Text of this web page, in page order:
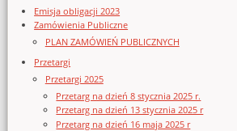
Emisja obligacji 2023
Zamówienia Publiczne
PLAN ZAMÓWIEŃ PUBLICZNYCH
Przetargi
Przetargi 2025
Przetarg na dzień 8 stycznia 2025 r.
Przetarg na dzień 13 stycznia 2025 r
Przetarg na dzień 16 maja 2025 r